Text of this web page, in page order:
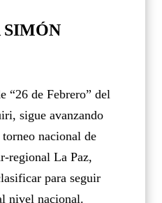
SIMÓN
“26 de Febrero” del
sigue avanzando
nacional de
regional La Paz,
para seguir
nivel nacional.